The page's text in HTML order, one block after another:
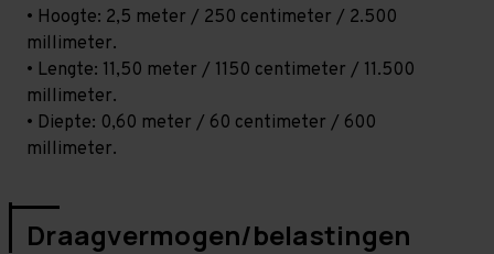
• Hoogte: 2,5 meter / 250 centimeter / 2.500
millimeter.
• Lengte: 11,50 meter / 1150 centimeter / 11.500
millimeter.
• Diepte: 0,60 meter / 60 centimeter / 600
millimeter.
Draagvermogen/belastingen